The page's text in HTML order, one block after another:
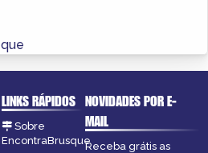
LINKS RÁPIDOS
Sobre
EncontraBrusque
NOVIDADES POR E-
MAIL
Receba grátis as